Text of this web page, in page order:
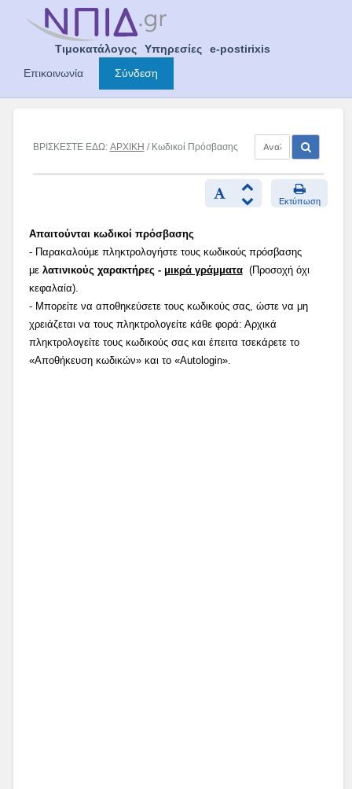
Τιμοκατάλογος Υπηρεσίες
e-postirixis
Επικοινωνία
Σύνδεση
ΒΡΙΣΚΕΣΤΕ ΕΔΩ: ΑΡΧΙΚΗ / Κωδικοί Πρόσβασης
Εκτύπωση
Απαιτούνται κωδικοί πρόσβασης
- Παρακαλούμε πληκτρολογήστε τους κωδικούς πρόσβασης
με λατινικούς χαρακτήρες - μικρά γράμματα(Προσοχή όχι
κεφαλαία).
- Μπορείτε να αποθηκεύσετε τους κωδικούς σας, ώστε να μη
χρειάζεται να τους πληκτρολογείτε κάθε φορά: Αρχικά
πληκτρολογείτε τους κωδικούς σας και έπειτα τσεκάρετε το
«Αποθήκευση κωδικών» και το «Autologin».